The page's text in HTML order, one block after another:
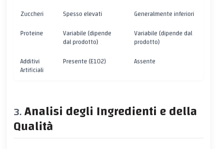
Zuccheri
Spesso elevati
Generalmente inferiori
Proteine
Variabile (dipende
dal prodotto)
Variabile (dipende dal
prodotto)
Additivi
Artificiali
Presente (E102) Assente
Analisi degli Ingredienti e della
Qualità